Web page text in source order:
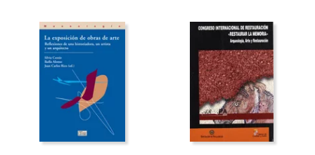
50%
dcto.
50%
dcto.